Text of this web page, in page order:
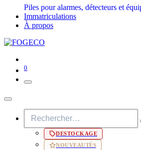
Piles pour alarmes, détecteurs et
Immatriculations
À propos
0
DESTOCKAGE
NOUVEAUTÉS